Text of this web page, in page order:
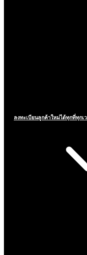
ลงทะเบียนลูกค้าใหม่ได้ทุกที่ทุกเ